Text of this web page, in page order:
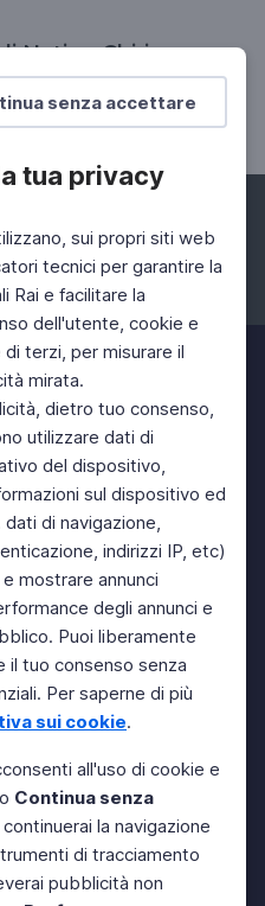
senza accettare
tua privacy
sui propri siti web
tecnici per garantire la
Rai e facilitare la
dell'utente, cookie e
terzi, per misurare il
mirata.
dietro tuo consenso,
utilizzare dati di
del dispositivo,
sul dispositivo ed
di navigazione,
indirizzi IP, etc)
mostrare annunci
degli annunci e
Puoi liberamente
il tuo consenso senza
Per saperne di più
sui cookie.
all'uso di cookie e
Continua senza
la navigazione
di tracciamento
pubblicità non
Natino Chirico
Le Clarisse di
Twitter